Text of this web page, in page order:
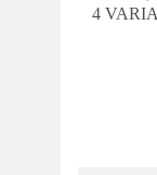
4